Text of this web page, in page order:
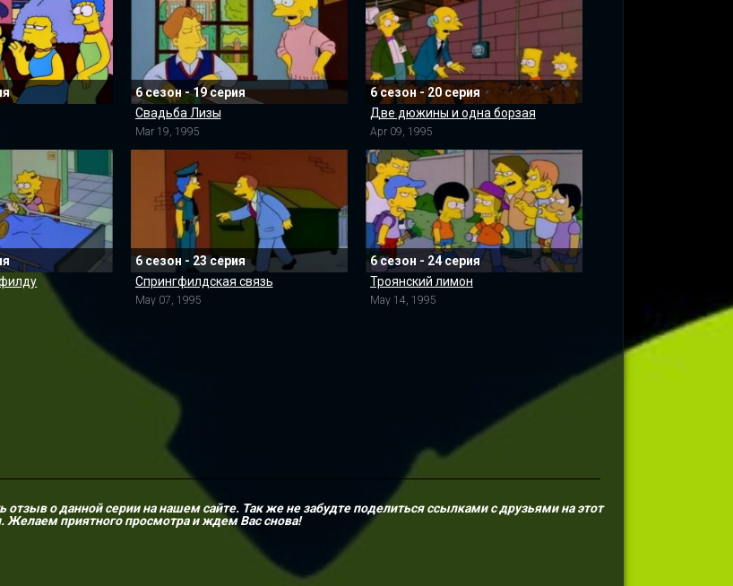
6 сезон - 19 серия
Свадьба Лизы
Mar 19, 1995
6 сезон - 20 серия
Две дюжины и одна борзая
Apr 09, 1995
6 сезон - 23 серия
Спрингфилдская связь
May 07, 1995
6 сезон - 24 серия
Троянский лимон
May 14, 1995
о данной серии на нашем сайте. Так же не забудте поделиться ссылками с друзьями на этот
Желаем приятного просмотра и ждем Вас снова!